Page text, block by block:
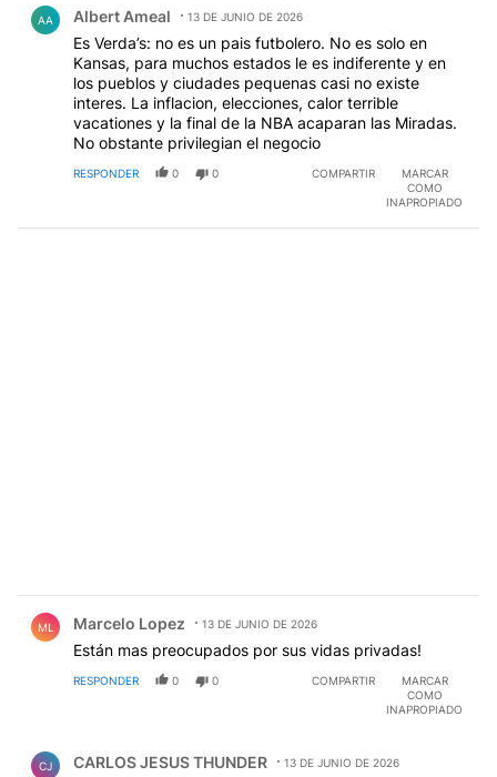
AA Albert Ameal 13 DE JUNIO DE 2026
Es Verda’s: no es un pais futbolero. No es solo en
Kansas, para muchos estados le es indiferente y en
los pueblos y ciudades pequenas casi no existe
interes. La inflacion, elecciones, calor terrible
vacationes y la final de la NBA acaparan las Miradas.
No obstante privilegian el negocio
RESPONDER 0 0 COMPARTIR
MARCAR
COMO
INAPROPIADO
ML Marcelo Lopez 13 DE JUNIO DE 2026
Están mas preocupados por sus vidas privadas!
RESPONDER 0 0 COMPARTIR
MARCAR
COMO
INAPROPIADO
CJ CARLOS JESUS THUNDER 13 DE JUNIO DE 2026